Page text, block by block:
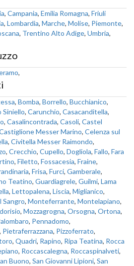
, Campania, Emilia Romagna, Friuli
, Lombardia, Marche, Molise, Piemonte,
, Trentino Alto Adige, Umbria,
,
, Bomba, Borrello, Bucchianico,
Siniello, Carunchio, Casacanditella,
, Casalincontrada, Casoli, Castel
Messer Marino, Celenza sul
, Civitella Messer Raimondo,
, Crecchio, Cupello, Dogliola, Fallo, Fara
, Filetto, Fossacesia, Fraine,
, Frisa, Furci, Gamberale,
Teatino, Guardiagrele, Guilmi, Lama
, Lettopalena, Liscia, Miglianico,
Sangro, Monteferrante, Montelapiano,
, Mozzagrogna, Orsogna, Ortona,
, Pennadomo,
, Pietraferrazzana, Pizzoferrato,
, Quadri, Rapino, Ripa Teatina, Rocca
, Roccascalegna, Roccaspinalveti,
Buono, San Giovanni Lipioni, San